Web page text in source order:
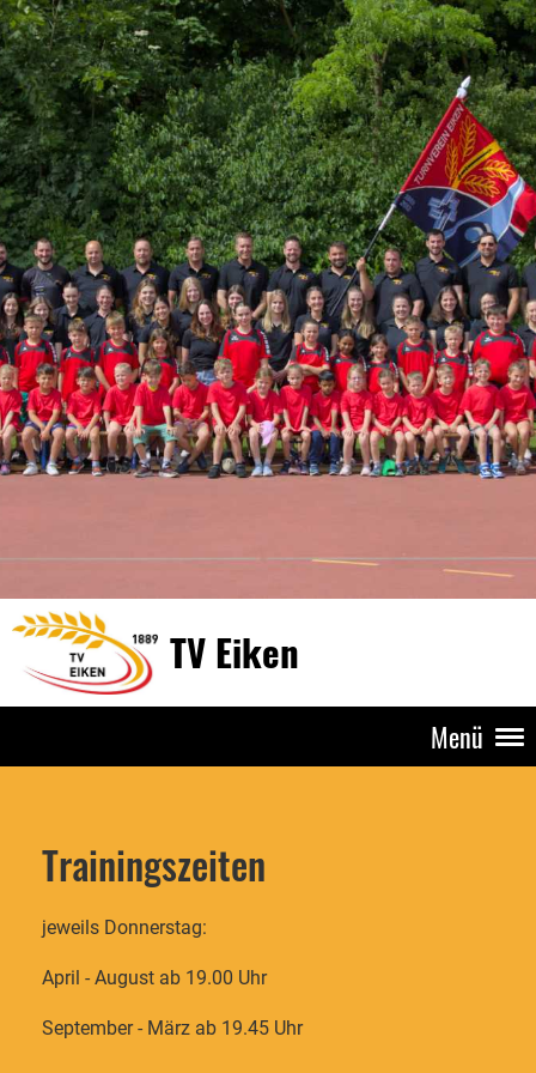
TV Eiken
Menü
Trainingszeiten
jeweils Donnerstag:
April - August ab 19.00 Uhr
September - März ab 19.45 Uhr